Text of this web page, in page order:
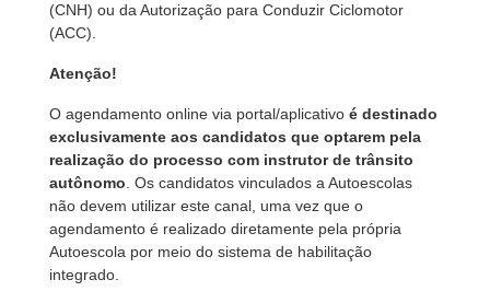
(CNH) ou da Autorização para Conduzir Ciclomotor
(ACC).
Atenção!
O agendamento online via portal/aplicativo é destinado
exclusivamente aos candidatos que optarem pela
realização do processo com instrutor de trânsito
autônomo . Os candidatos vinculados a Autoescolas
não devem utilizar este canal, uma vez que o
agendamento é realizado diretamente pela própria
Autoescola por meio do sistema de habilitação
integrado.